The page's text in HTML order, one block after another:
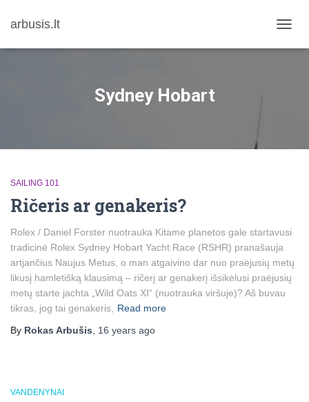
arbusis.lt
Sydney Hobart
SAILING 101
Ričeris ar genakeris?
Rolex / Daniel Forster nuotrauka Kitame planetos gale startavusi
tradicinė Rolex Sydney Hobart Yacht Race (RSHR) pranašauja
artjančius Naujus Metus, o man atgaivino dar nuo praėjusių metų
likusį hamletišką klausimą – ričerį ar genakerį išsikėlusi praėjusių
metų starte jachta „Wild Oats XI“ (nuotrauka viršuje)? Aš buvau
tikras, jog tai genakeris,
Read more
By Rokas Arbušis 16 years ago
VANDENYNAI